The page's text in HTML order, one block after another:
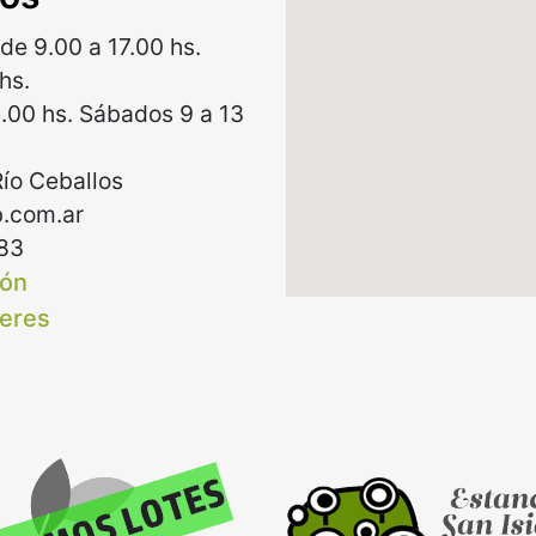
9.00 a 17.00 hs.
hs. Sábados 9 a 13
Ceballos